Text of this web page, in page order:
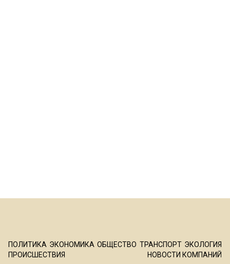
ПОЛИТИКА ЭКОНОМИКА ОБЩЕСТВО ТРАНСПОРТ ЭКОЛОГИЯ
ПРОИСШЕСТВИЯ
НОВОСТИ КОМПАНИЙ